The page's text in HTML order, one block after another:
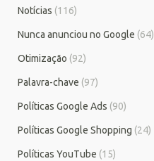
Notícias (116)
Nunca anunciou no Google (64)
Otimização (92)
Palavra-chave (97)
Políticas Google Ads (90)
Políticas Google Shopping (24)
Políticas YouTube (15)